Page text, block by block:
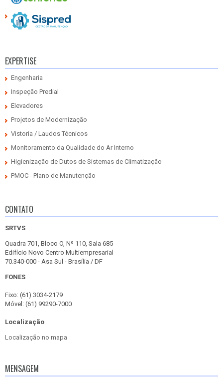
EXPERTISE
Engenharia
Inspeção Predial
Elevadores
Projetos de Modernização
Vistoria / Laudos Técnicos
Monitoramento da Qualidade do Ar Interno
Higienização de Dutos de Sistemas de Climatização
PMOC - Plano de Manutenção
CONTATO
SRTVS
Quadra 701, Bloco O, Nº 110, Sala 685
Edifício Novo Centro Multiempresarial
70.340-000 - Asa Sul - Brasília / DF
FONES
Fixo: (61) 3034-2179
Móvel: (61) 99290-7000
Localização
Localização no mapa
MENSAGEM